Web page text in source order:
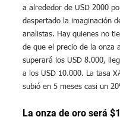
a alrededor de USD 2000
despertado la imaginación
analistas. Hay quienes no
de que el precio de la onza
superará los USD 8.000,
a los USD 10.000. La tasa
subió en 5 meses casi un
La onza de oro será